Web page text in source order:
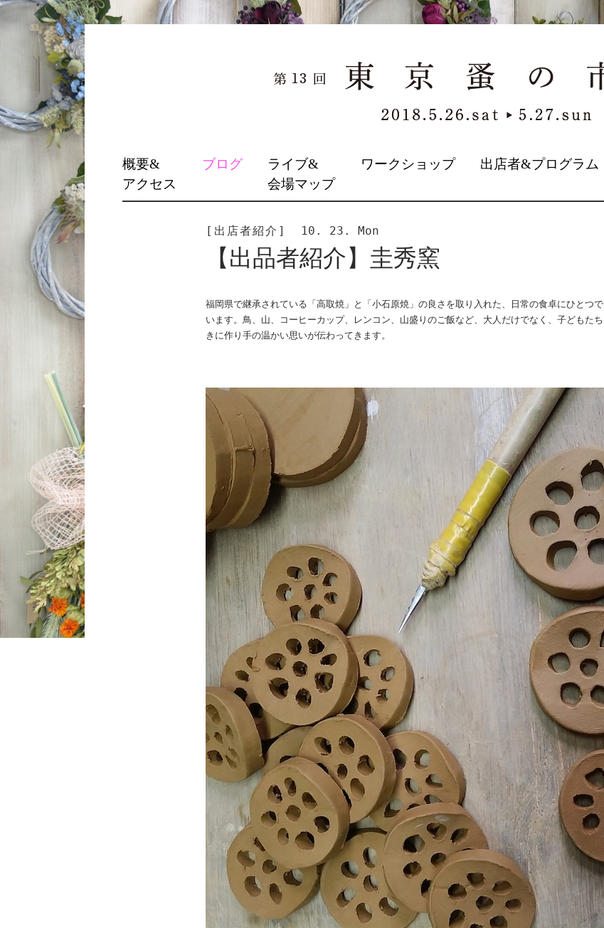
TO
CONTENT
概要&
アクセス
ブログ
ライブ&
会場マップ
ワークショップ 出店者&プログラム
[出店者紹介] 10. 23. Mon
【出品者紹介】圭秀窯
福岡県で継承されている「高取焼」と「小石原焼」の良さを取り入れた、日常の食卓にひとつ
います。鳥、山、コーヒーカップ、レンコン、山盛りのご飯など、大人だけでなく、子どもた
きに作り手の温かい思いが伝わってきます。